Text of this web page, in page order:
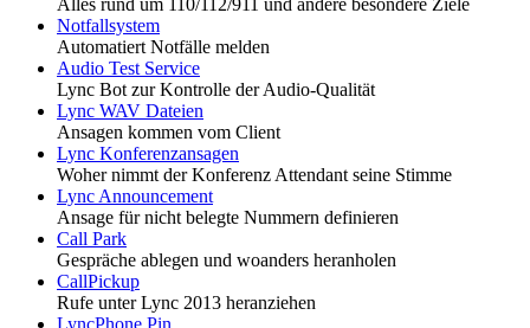
Notfallsystem
Automatiert Notfälle melden
Audio Test Service
Lync Bot zur Kontrolle der Audio-Qualität
Lync WAV Dateien
Ansagen kommen vom Client
Lync Konferenzansagen
Woher nimmt der Konferenz Attendant seine Stimme
Lync Announcement
Ansage für nicht belegte Nummern definieren
Call Park
Gespräche ablegen und woanders heranholen
CallPickup
Rufe unter Lync 2013 heranziehen
LyncPhone Pin